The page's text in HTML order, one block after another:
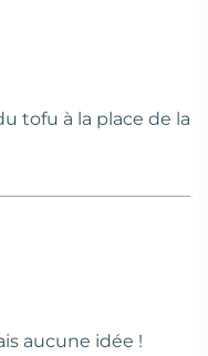
tofu à la place de la
aucune idée !